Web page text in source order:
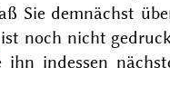
Sie demnächst
ist noch nicht
ihn indessen